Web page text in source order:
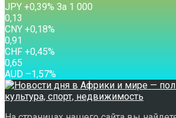
JPY +0,39% За 1 000
0,13
CNY +0,18%
0,91
CHF +0,45%
0,65
AUD –1,57%